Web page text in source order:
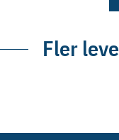
Fler